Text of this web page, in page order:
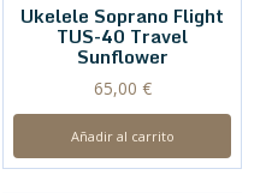
Ukelele Soprano Flight
TUS-40 Travel
Sunflower
65,00 €
Añadir al carrito